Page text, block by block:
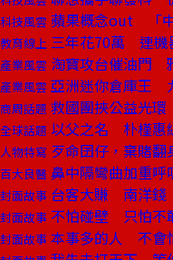
科技風雲 蘋果概念out 「
教育線上 三年花70萬 連機
產業風雲 淘寶攻台催油門
產業風雲 亞洲迷你倉庫王
商周話題 救國團挾公益光
全球話題 以父之名 朴槿惠
人物特寫 歹命囝仔，棄賭翻
百大良醫 鼻中隔彎曲加重呼
封面故事 台客大賺 南洋錢
封面故事 不怕碰壁 只怕不
封面故事 本事多的人 不會